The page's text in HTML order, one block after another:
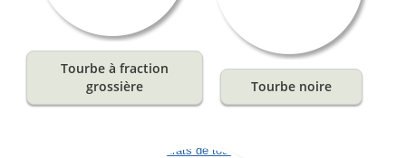
Tourbe à fraction
grossière
Tourbe noire